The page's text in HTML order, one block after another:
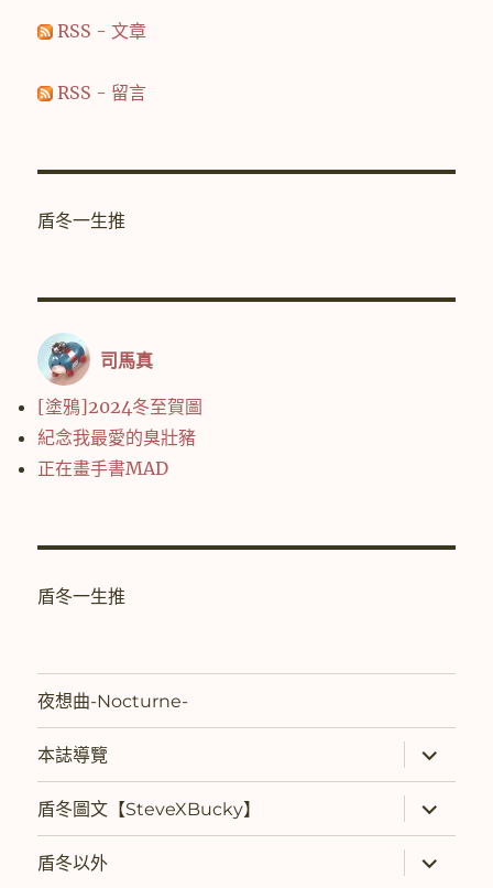
RSS - 文章
RSS - 留言
盾冬一生推
司馬真
[塗鴉]2024冬至賀圖
紀念我最愛的臭壯豬
正在畫手書MAD
盾冬一生推
夜想曲-Nocturne-
本誌導覽
開
子
選
單
盾冬圖文【SteveXBucky】
開
子
選
單
盾冬以外
開